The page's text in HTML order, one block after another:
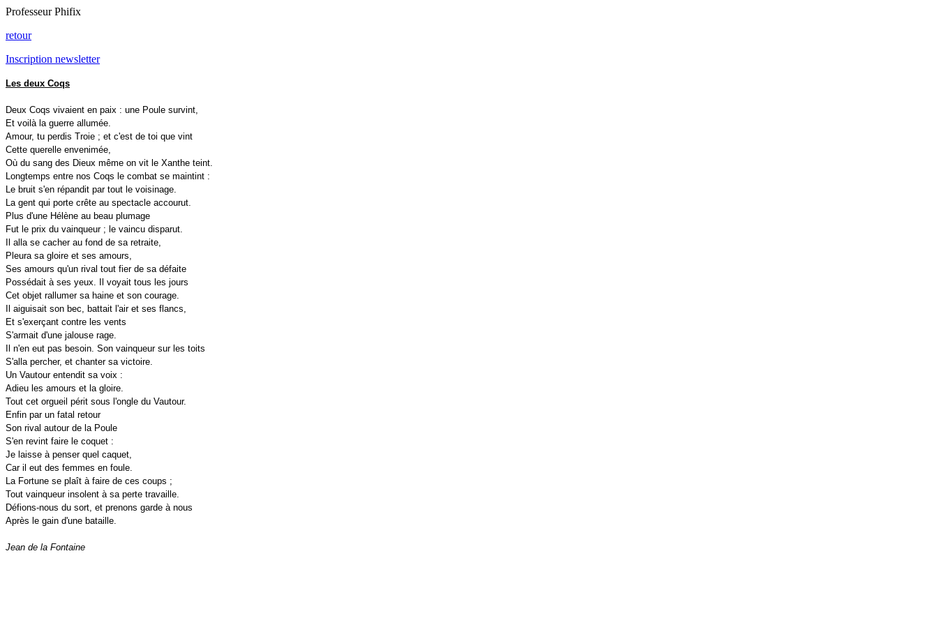
Professeur Phifix
retour
Inscription newsletter
Les deux Coqs
Deux Coqs vivaient en paix : une Poule survint,
Et voilà la guerre allumée.
Amour, tu perdis Troie ; et c'est de toi que vint
Cette querelle envenimée,
Où du sang des Dieux même on vit le Xanthe teint.
Longtemps entre nos Coqs le combat se maintint :
Le bruit s'en répandit par tout le voisinage.
La gent qui porte crête au spectacle accourut.
Plus d'une Hélène au beau plumage
Fut le prix du vainqueur ; le vaincu disparut.
Il alla se cacher au fond de sa retraite,
Pleura sa gloire et ses amours,
Ses amours qu'un rival tout fier de sa défaite
Possédait à ses yeux. Il voyait tous les jours
Cet objet rallumer sa haine et son courage.
Il aiguisait son bec, battait l'air et ses flancs,
Et s'exerçant contre les vents
S'armait d'une jalouse rage.
Il n'en eut pas besoin. Son vainqueur sur les toits
S'alla percher, et chanter sa victoire.
Un Vautour entendit sa voix :
Adieu les amours et la gloire.
Tout cet orgueil périt sous l'ongle du Vautour.
Enfin par un fatal retour
Son rival autour de la Poule
S'en revint faire le coquet :
Je laisse à penser quel caquet,
Car il eut des femmes en foule.
La Fortune se plaît à faire de ces coups ;
Tout vainqueur insolent à sa perte travaille.
Défions-nous du sort, et prenons garde à nous
Après le gain d'une bataille.
Jean de la Fontaine